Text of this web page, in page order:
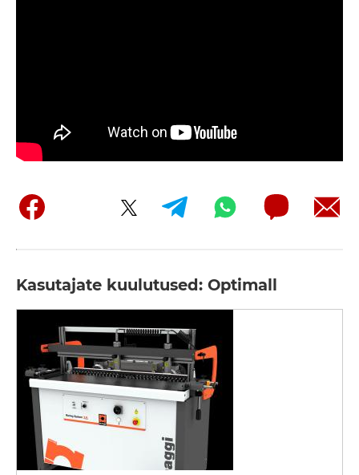
Kasutajate kuulutused: Optimall